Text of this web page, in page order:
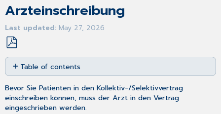
Arzteinschreibung
Last updated May 27, 2026
Save
as
PDF
Table of contents
No
headers
Bevor Sie Patienten in den Kollektiv-/Selektivvertrag
einschreiben können, muss der Arzt in den Vertrag
eingeschrieben werden.